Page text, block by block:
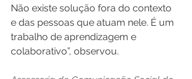
Não existe solução fora do contexto
e das pessoas que atuam nele. É um
trabalho de aprendizagem e
colaborativo”, observou.